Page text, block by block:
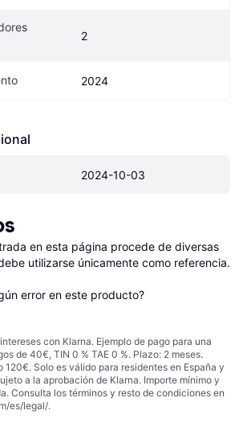
2
2024
2024-10-03
en esta página procede de diversas
utilizarse únicamente como referencia.
error en este producto?
con Klarna. Ejemplo de pago para una
de 40€, TIN 0 % TAE 0 %. Plazo: 2 meses.
120€. Solo es válido para residentes en España y
a la aprobación de Klarna. Importe mínimo y
Consulta los términos y resto de condiciones en
es/legal/.